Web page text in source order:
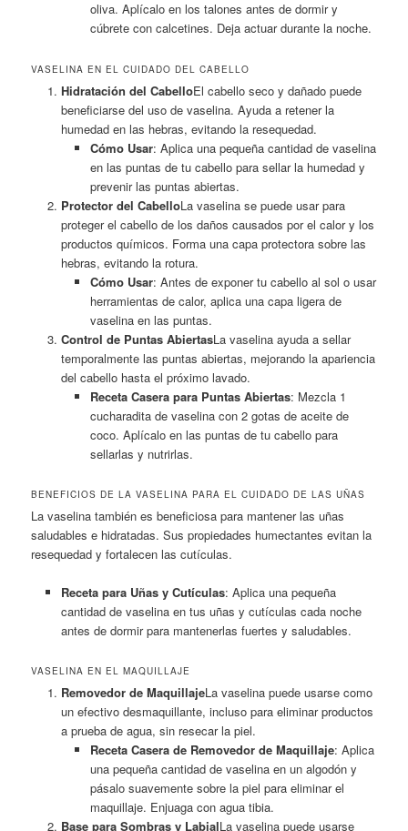
oliva. Aplícalo en los talones antes de dormir y
cúbrete con calcetines. Deja actuar durante la noche.
VASELINA EN EL CUIDADO DEL CABELLO
Hidratación del CabelloEl cabello seco y dañado puede
beneficiarse del uso de vaselina. Ayuda a retener la
humedad en las hebras, evitando la resequedad.
Cómo Usar: Aplica una pequeña cantidad de vaselina
en las puntas de tu cabello para sellar la humedad y
prevenir las puntas abiertas.
Protector del CabelloLa vaselina se puede usar para
proteger el cabello de los daños causados por el calor y los
productos químicos. Forma una capa protectora sobre las
hebras, evitando la rotura.
Cómo Usar: Antes de exponer tu cabello al sol o usar
herramientas de calor, aplica una capa ligera de
vaselina en las puntas.
Control de Puntas AbiertasLa vaselina ayuda a sellar
temporalmente las puntas abiertas, mejorando la apariencia
del cabello hasta el próximo lavado.
Receta Casera para Puntas Abiertas: Mezcla 1
cucharadita de vaselina con 2 gotas de aceite de
coco. Aplícalo en las puntas de tu cabello para
sellarlas y nutrirlas.
BENEFICIOS DE LA VASELINA PARA EL CUIDADO DE LAS UÑAS
La vaselina también es beneficiosa para mantener las uñas
saludables e hidratadas. Sus propiedades humectantes evitan la
resequedad y fortalecen las cutículas.
Receta para Uñas y Cutículas: Aplica una pequeña
cantidad de vaselina en tus uñas y cutículas cada noche
antes de dormir para mantenerlas fuertes y saludables.
VASELINA EN EL MAQUILLAJE
Removedor de MaquillajeLa vaselina puede usarse como
un efectivo desmaquillante, incluso para eliminar productos
a prueba de agua, sin resecar la piel.
Receta Casera de Removedor de Maquillaje: Aplica
una pequeña cantidad de vaselina en un algodón y
pásalo suavemente sobre la piel para eliminar el
maquillaje. Enjuaga con agua tibia.
Base para Sombras y LabialLa vaselina puede usarse